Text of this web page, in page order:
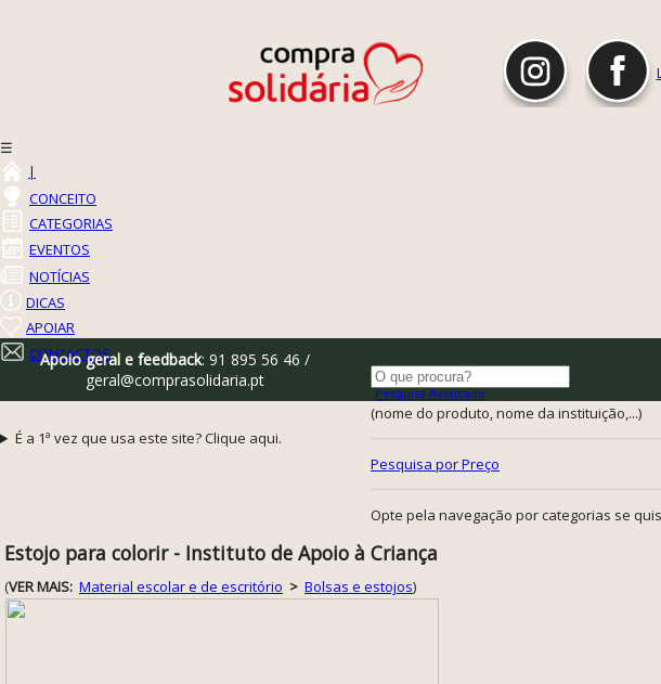
☰
|
CONCEITO
CATEGORIAS
EVENTOS
NOTÍCIAS
DICAS
APOIAR
CONTACTOS
Pesquisa Avançada
(nome do produto, nome da instituição,...)
Pesquisa por Preço
Opte pela navegação por categorias se
Apoio geral e feedback: 91 895 56 46 /
geral@comprasolidaria.pt
É a 1ª vez que usa este site? Clique aqui.
Estojo para colorir - Instituto de Apoio à Criança
(VER MAIS: Material escolar e de escritório > Bolsas e estojos)